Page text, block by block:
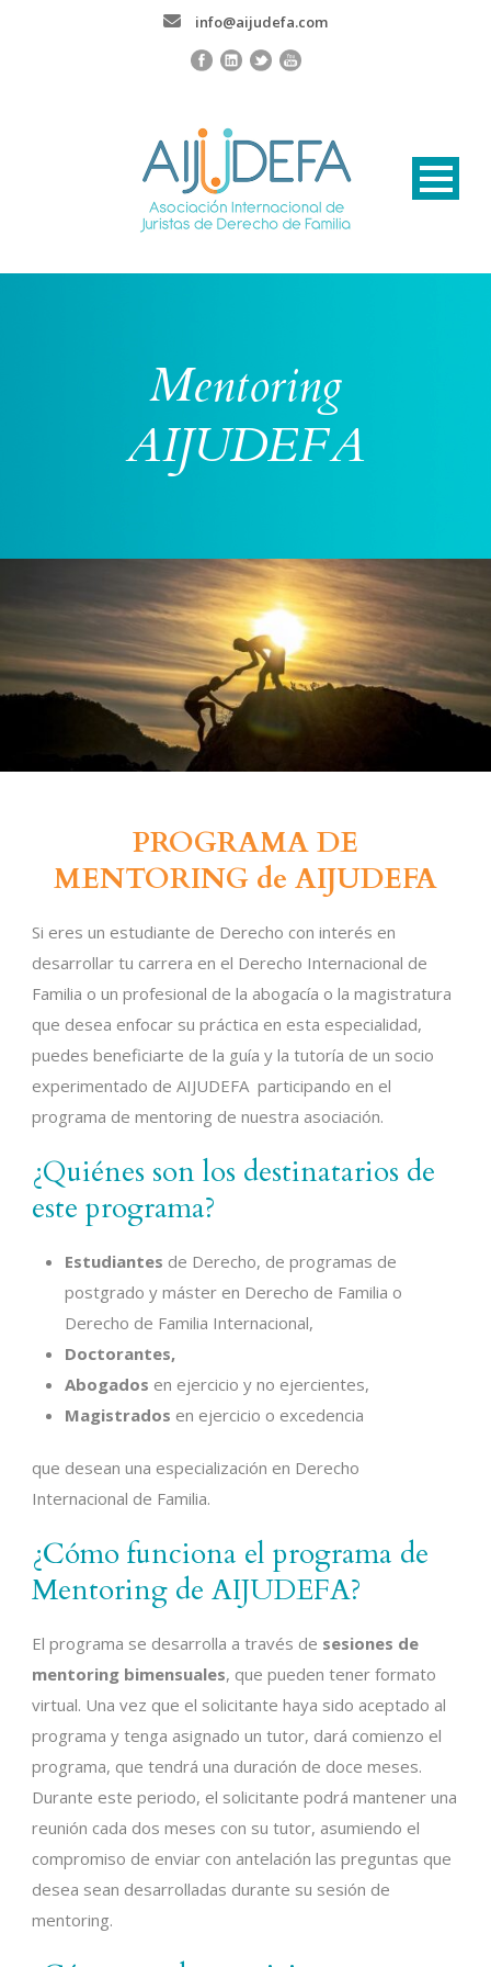
info@aijudefa.com
Mentoring
AIJUDEFA
PROGRAMA DE
MENTORING de AIJUDEFA
Si eres un estudiante de Derecho con interés en
desarrollar tu carrera en el Derecho Internacional de
Familia o un profesional de la abogacía o la magistratura
que desea enfocar su práctica en esta especialidad,
puedes beneficiarte de la guía y la tutoría de un socio
experimentado de AIJUDEFA participando en el
programa de mentoring de nuestra asociación.
¿Quiénes son los destinatarios de
este programa?
Estudiantes de Derecho, de programas de
postgrado y máster en Derecho de Familia o
Derecho de Familia Internacional,
Doctorantes,
Abogados en ejercicio y no ejercientes,
Magistrados en ejercicio o excedencia
que desean una especialización en Derecho
Internacional de Familia.
¿Cómo funciona el programa de
Mentoring de AIJUDEFA?
El programa se desarrolla a través de sesiones de
mentoring bimensuales, que pueden tener formato
virtual. Una vez que el solicitante haya sido aceptado al
programa y tenga asignado un tutor, dará comienzo el
programa, que tendrá una duración de doce meses.
Durante este periodo, el solicitante podrá mantener una
reunión cada dos meses con su tutor, asumiendo el
compromiso de enviar con antelación las preguntas que
desea sean desarrolladas durante su sesión de
mentoring.